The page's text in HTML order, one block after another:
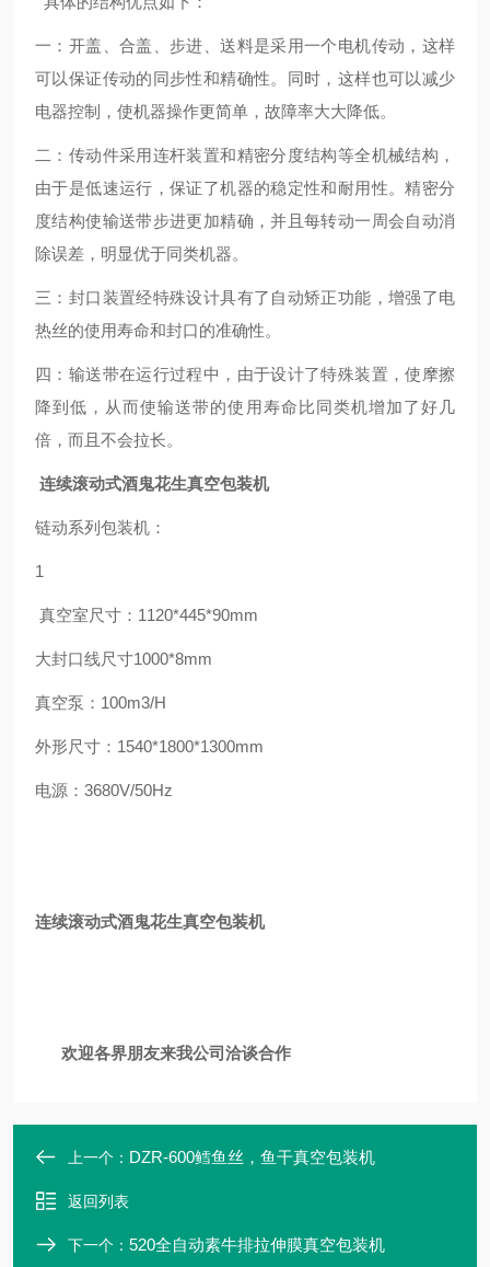
一：开盖、合盖、步进、送料是采用一个电机传动，这样
可以保证传动的同步性和精确性。同时，这样也可以减少
电器控制，使机器操作更简单，故障率大大降低。
二：传动件采用连杆装置和精密分度结构等全机械结构，
由于是低速运行，保证了机器的稳定性和耐用性。精密分
度结构使输送带步进更加精确，并且每转动一周会自动消
除误差，明显优于同类机器。
三：封口装置经特殊设计具有了自动矫正功能，增强了电
热丝的使用寿命和封口的准确性。
四：输送带在运行过程中，由于设计了特殊装置，使摩擦
降到低，从而使输送带的使用寿命比同类机增加了好几
倍，而且不会拉长。
连续滚动式酒鬼花生真空包装机
链动系列包装机：
1
真空室尺寸：1120*445*90mm
大封口线尺寸1000*8mm
真空泵：100m3/H
外形尺寸：1540*1800*1300mm
电源：3680V/50Hz
连续滚动式酒鬼花生真空包装机
欢迎各界朋友来我公司洽谈合作
上一个： DZR-600鳕鱼丝，鱼干真空包装机
返回列表
下一个： 520全自动素牛排拉伸膜真空包装机